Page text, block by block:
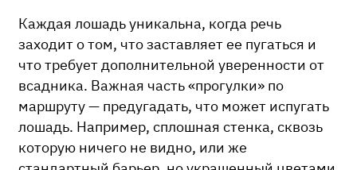
Каждая лошадь уникальна, когда речь
заходит о том, что заставляет ее пугаться и
что требует дополнительной уверенности от
всадника. Важная часть «прогулки» по
маршруту — предугадать, что может испугать
лошадь. Например, сплошная стенка, сквозь
которую ничего не видно, или же